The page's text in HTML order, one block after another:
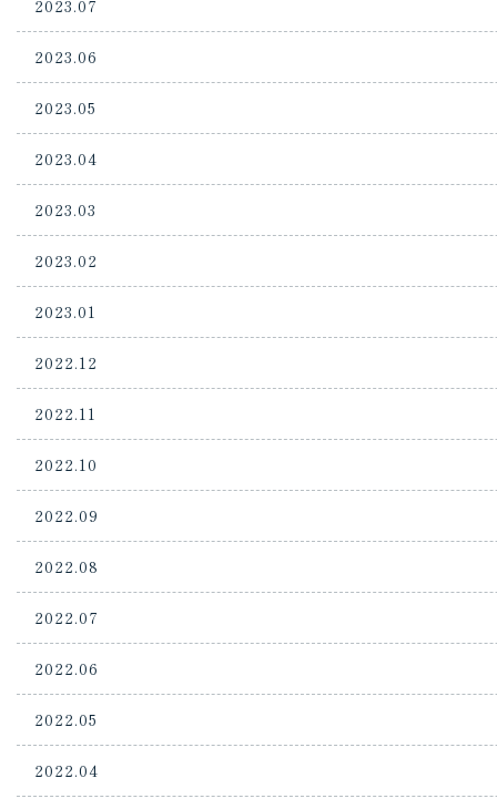
2023.07
2023.06
2023.05
2023.04
2023.03
2023.02
2023.01
2022.12
2022.11
2022.10
2022.09
2022.08
2022.07
2022.06
2022.05
2022.04